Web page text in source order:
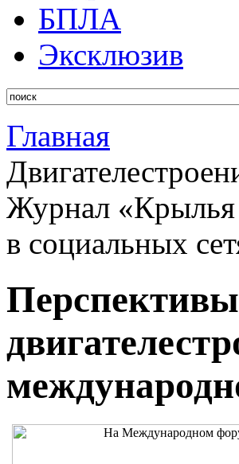
БПЛА
Эксклюзив
Главная
Журнал
в социальных
Перспективы